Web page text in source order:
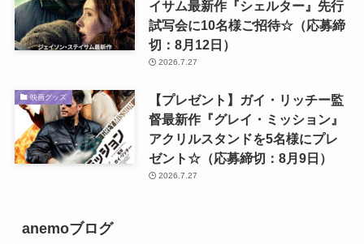
イサム最新作『シェルター』先行
試写会に10名様ご招待☆（応募締
切：8月12日）
2026.7.27
映画グッズ
【プレゼント】ガイ・リッチー監
督最新作『グレイ・ミッション』
アクリルスタンドを5名様にプレ
ゼント☆（応募締切：8月9日）
2026.7.27
anemoブログ